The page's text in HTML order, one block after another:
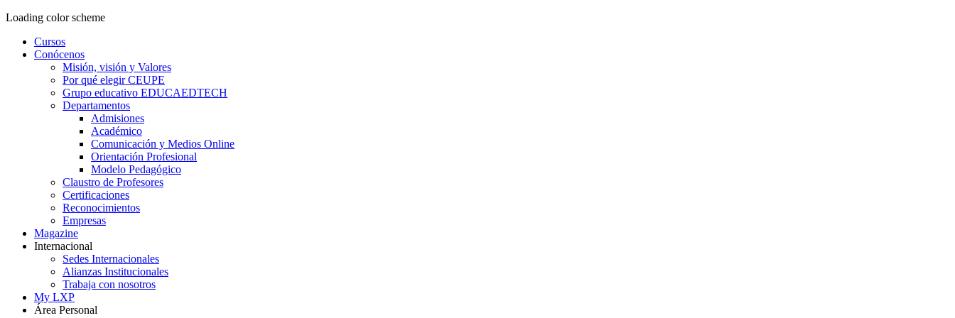
Loading color scheme
Cursos
Conócenos
Misión, visión y Valores
Por qué elegir CEUPE
Grupo educativo EDUCAEDTECH
Departamentos
Admisiones
Académico
Comunicación y Medios Online
Orientación Profesional
Modelo Pedagógico
Claustro de Profesores
Certificaciones
Reconocimientos
Empresas
Magazine
Internacional
Sedes Internacionales
Alianzas Institucionales
Trabaja con nosotros
My LXP
Área Personal